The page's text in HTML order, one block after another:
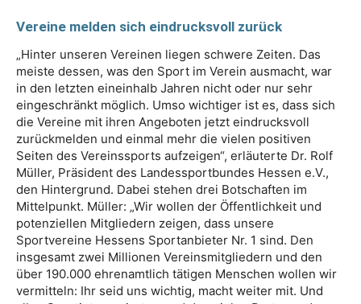
Vereine melden sich eindrucksvoll zurück
„Hinter unseren Vereinen liegen schwere Zeiten. Das
meiste dessen, was den Sport im Verein ausmacht, war
in den letzten eineinhalb Jahren nicht oder nur sehr
eingeschränkt möglich. Umso wichtiger ist es, dass sich
die Vereine mit ihren Angeboten jetzt eindrucksvoll
zurückmelden und einmal mehr die vielen positiven
Seiten des Vereinssports aufzeigen“, erläuterte Dr. Rolf
Müller, Präsident des Landessportbundes Hessen e.V.,
den Hintergrund. Dabei stehen drei Botschaften im
Mittelpunkt. Müller: „Wir wollen der Öffentlichkeit und
potenziellen Mitgliedern zeigen, dass unsere
Sportvereine Hessens Sportanbieter Nr. 1 sind. Den
insgesamt zwei Millionen Vereinsmitgliedern und den
über 190.000 ehrenamtlich tätigen Menschen wollen wir
vermitteln: Ihr seid uns wichtig, macht weiter mit. Und